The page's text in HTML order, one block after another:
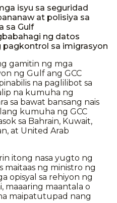
isyu sa seguridad
at polisiya sa
sa Gulf
ng datos
pagkontrol sa imigrasyon
gamitin ng mga
ng Gulf ang GCC
na paglilibot sa
na kumuha ng
sa bawat bansang nais
kumuha ng GCC
sa Bahrain, Kuwait,
at United Arab
itong nasa yugto ng
maitaas ng ministro ng
opisyal sa rehiyon ng
maaaring maantala o
maipatutupad nang